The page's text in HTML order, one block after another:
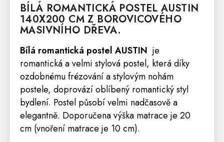
BÍLÁ ROMANTICKÁ POSTEL AUSTIN
140X200 CM Z BOROVICOVÉHO
MASIVNÍHO DŘEVA.
Bílá romantická postel AUSTIN je
romantická a velmi stylová postel, která díky
ozdobnému frézování a stylovým nohám
postele, doprovází oblíbený romantický styl
bydlení. Postel působí velmi nadčasově a
elegantně. Doporučena výška matrace je 20
cm (vnoření matrace je 10 cm).